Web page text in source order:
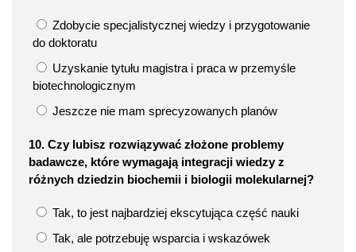
Zdobycie specjalistycznej wiedzy i przygotowanie
do doktoratu
Uzyskanie tytułu magistra i praca w przemyśle
biotechnologicznym
Jeszcze nie mam sprecyzowanych planów
10. Czy lubisz rozwiązywać złożone problemy
badawcze, które wymagają integracji wiedzy z
różnych dziedzin biochemii i biologii molekularnej?
Tak, to jest najbardziej ekscytująca część nauki
Tak, ale potrzebuję wsparcia i wskazówek